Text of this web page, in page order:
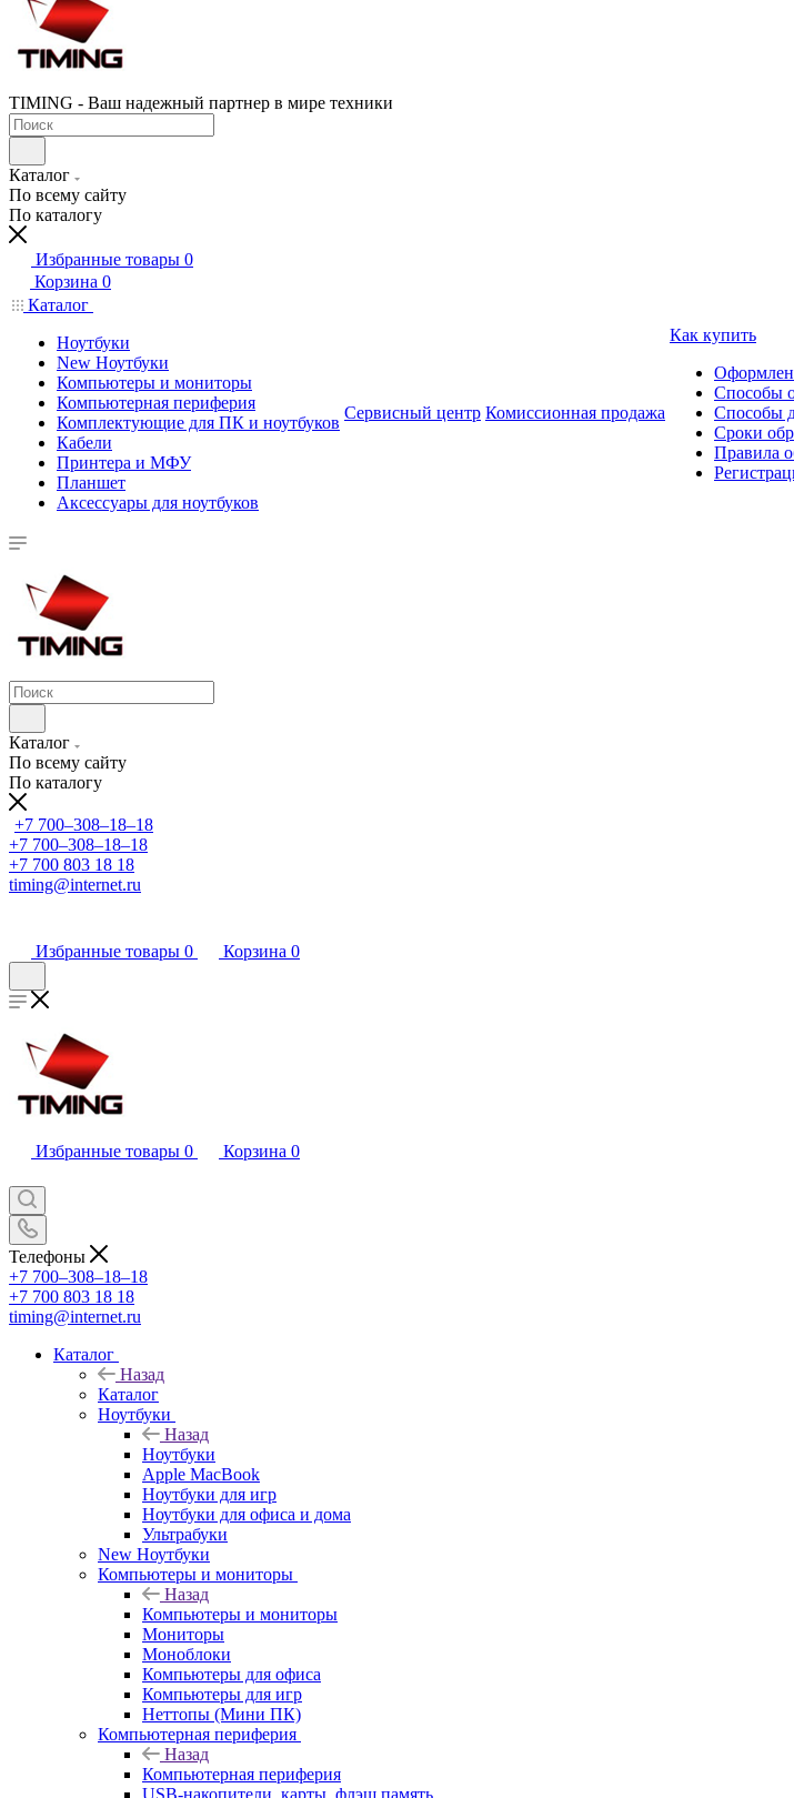
TIMING - Ваш надежный партнер в мире техники
Каталог
По всему сайту
По каталогу
Избранные товары 0
Корзина 0
Каталог
Ноутбуки
New Ноутбуки
Компьютеры и мониторы
Компьютерная периферия
Комплектующие для ПК и ноутбуков
Кабели
Принтера и МФУ
Планшет
Аксессуары для ноутбуков
Сервисный центр Комиссионная продажа
Как купить
Способы
Способы
Сроки
Правила
Каталог
По всему сайту
По каталогу
+7 700‒308‒18‒18
+7 700‒308‒18‒18
+7 700 803 18 18
timing@internet.ru
Избранные товары 0 Корзина 0
Избранные товары 0 Корзина 0
Телефоны
+7 700‒308‒18‒18
+7 700 803 18 18
timing@internet.ru
Каталог
Назад
Каталог
Ноутбуки
Назад
Ноутбуки
Apple MacBook
Ноутбуки для игр
Ноутбуки для офиса и дома
Ультрабуки
New Ноутбуки
Компьютеры и мониторы
Назад
Компьютеры и мониторы
Мониторы
Моноблоки
Компьютеры для офиса
Компьютеры для игр
Неттопы (Мини ПК)
Компьютерная периферия
Назад
Компьютерная периферия
USB-накопители, карты, флэш память